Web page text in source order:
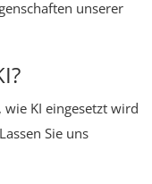
unserer
KI eingesetzt wird
Sie uns